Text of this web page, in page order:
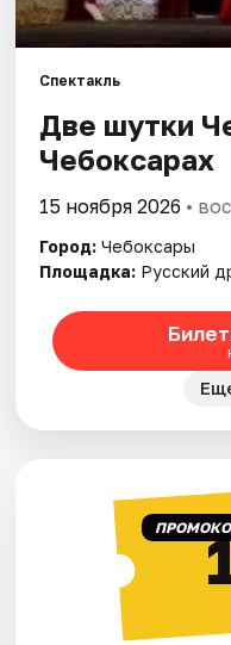
Спектакль
Две шутки
Чебоксарах
15 ноября 2026 •
Город: Чебоксары
Площадка: Русский